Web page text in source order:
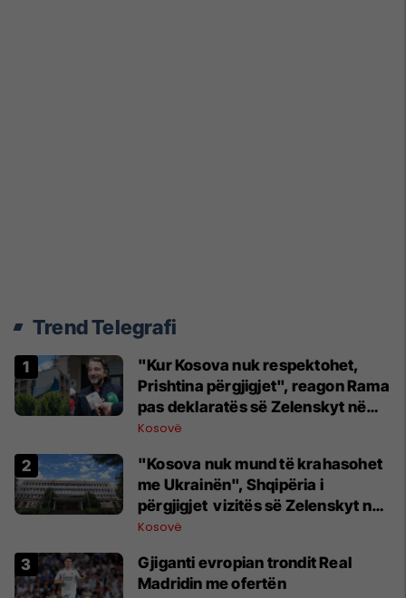
Trend Telegrafi
"Kur Kosova nuk respektohet,
Prishtina përgjigjet", reagon Rama
pas deklaratës së Zelenskyt në
Beograd
Kosovë
"Kosova nuk mund të krahasohet
me Ukrainën", Shqipëria i
përgjigjet vizitës së Zelenskyt në
Serbi
Kosovë
Gjiganti evropian trondit Real
Madridin me ofertën